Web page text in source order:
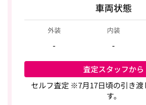
車両状態
外装
-
内装
-
査定スタッフから
セルフ査定 ※7月17日頃の引き渡
す。